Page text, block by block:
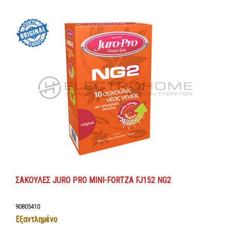
ΣΑΚΟΥΛΕΣ JURO PRO MINI-FORTZA FJ152 NG2
90805410
Εξαντλημένο